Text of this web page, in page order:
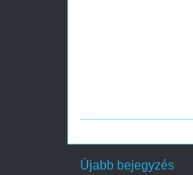
Újabb bejegyzés